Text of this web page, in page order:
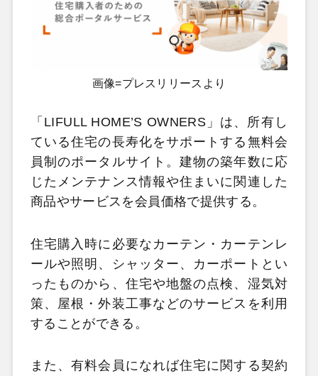
画像=プレスリリースより
「LIFULL HOME’S OWNERS」は、所有し
ている住宅の長寿化をサポートする無料会
員制のポータルサイト。建物の築年数に応
じたメンテナンス情報や住まいに関連した
商品やサービスを会員価格で提供する。
住宅購入時に必要なカーテン・カーテンレ
ールや照明、シャッター、カーポートとい
ったものから、住宅や地盤の点検、湿気対
策、屋根・外装工事などのサービスを利用
することができる。
また、有料会員になれば住宅に関する契約